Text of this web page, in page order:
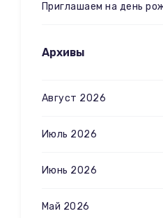
Приглашаем на день
Архивы
Август 2026
Июль 2026
Июнь 2026
Май 2026